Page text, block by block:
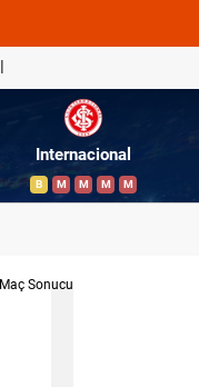
Internacional
B M M M M
Maç Sonucu